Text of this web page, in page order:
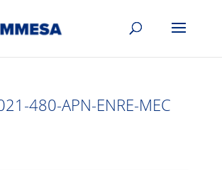
480-APN-ENRE-MEC